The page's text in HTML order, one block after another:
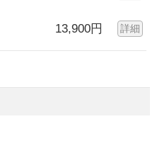
13,900円 詳細